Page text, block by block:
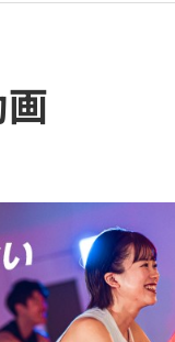
ーアルでさらに
クラブの相互